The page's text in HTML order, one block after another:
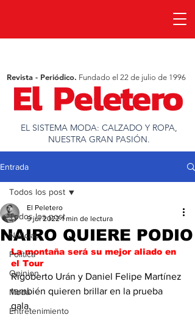
EL SISTEMA MODA: CALZADO Y ROPA,
NUESTRA GRAN PASIÓN.
Revista - Periódico. Fundado el 22 de julio de 1996
Entrada
Todos los post
Noticias
Política
Opinion
Moda
Entretenimiento
Todos los post
NAIRO QUIERE PODIO
El Peletero
9 jul 2022 1 min de lectura
La montaña será su mejor aliado en
el Tour
Rigoberto Urán y Daniel Felipe Martínez
también quieren brillar en la prueba
gala.